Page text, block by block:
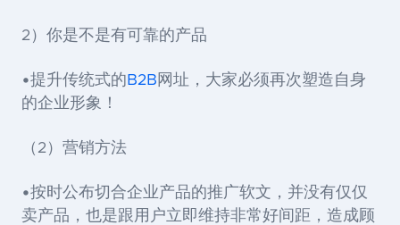
2）你是不是有可靠的产品
•提升传统式的 B2B 网址，大家必须再次塑造自身
的企业形象！
（2）营销方法
•按时公布切合企业产品的推广软文，并没有仅仅
卖产品，也是跟用户立即维持非常好间距，造成顾